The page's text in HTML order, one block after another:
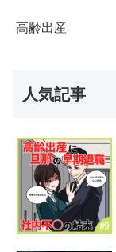
高齢出産
人気記事